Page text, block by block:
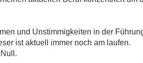
und Unstimmigkeiten in der
ist aktuell immer noch am laufen.